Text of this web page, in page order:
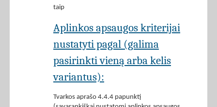
taip
Aplinkos apsaugos kriterijai
nustatyti pagal (galima
pasirinkti vieną arba kelis
variantus):
Tvarkos aprašo 4.4.4 papunktį